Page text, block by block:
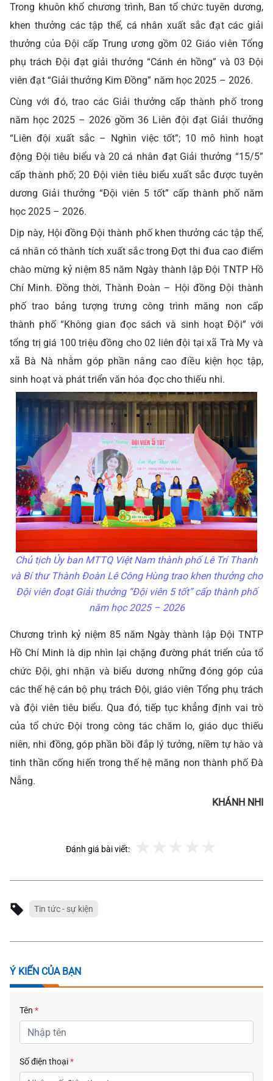
Trong khuôn khổ chương trình, Ban tổ chức tuyên dương,
khen thưởng các tập thể, cá nhân xuất sắc đạt các giải
thưởng của Đội cấp Trung ương gồm 02 Giáo viên Tổng
phụ trách Đội đạt giải thưởng “Cánh én hồng” và 03 Đội
viên đạt “Giải thưởng Kim Đồng” năm học 2025 – 2026.
Cùng với đó, trao các Giải thưởng cấp thành phố trong
năm học 2025 – 2026 gồm 36 Liên đội đạt Giải thưởng
“Liên đội xuất sắc – Nghìn việc tốt”; 10 mô hình hoạt
động Đội tiêu biểu và 20 cá nhân đạt Giải thưởng “15/5”
cấp thành phố; 20 Đội viên tiêu biểu xuất sắc được tuyên
dương Giải thưởng “Đội viên 5 tốt” cấp thành phố năm
học 2025 – 2026.
Dịp này, Hội đồng Đội thành phố khen thưởng các tập thể,
cá nhân có thành tích xuất sắc trong Đợt thi đua cao điểm
chào mừng kỷ niệm 85 năm Ngày thành lập Đội TNTP Hồ
Chí Minh. Đồng thời, Thành Đoàn – Hội đồng Đội thành
phố trao bảng tượng trưng công trình măng non cấp
thành phố “Không gian đọc sách và sinh hoạt Đội” với
tổng trị giá 100 triệu đồng cho 02 liên đội tại xã Trà My và
xã Bà Nà nhằm góp phần nâng cao điều kiện học tập,
sinh hoạt và phát triển văn hóa đọc cho thiếu nhi.
Chủ tịch Ủy ban MTTQ Việt Nam thành phố Lê Trí Thanh
và Bí thư Thành Đoàn Lê Công Hùng trao khen thưởng cho
Đội viên đoạt Giải thưởng “Đội viên 5 tốt” cấp thành phố
năm học 2025 – 2026
Chương trình kỷ niệm 85 năm Ngày thành lập Đội TNTP
Hồ Chí Minh là dịp nhìn lại chặng đường phát triển của tổ
chức Đội, ghi nhận và biểu dương những đóng góp của
các thế hệ cán bộ phụ trách Đội, giáo viên Tổng phụ trách
và đội viên tiêu biểu. Qua đó, tiếp tục khẳng định vai trò
của tổ chức Đội trong công tác chăm lo, giáo dục thiếu
niên, nhi đồng, góp phần bồi đắp lý tưởng, niềm tự hào và
tinh thần cống hiến trong thế hệ măng non thành phố Đà
Nẵng.
KHÁNH NHI
Đánh giá bài viết:
Tin tức - sự kiện
Ý KIẾN CỦA BẠN
Tên *
Số điện thoại*